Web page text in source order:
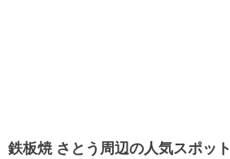
鉄板焼 さとう周辺の人気スポット